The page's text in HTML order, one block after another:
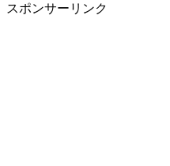
スポンサーリンク